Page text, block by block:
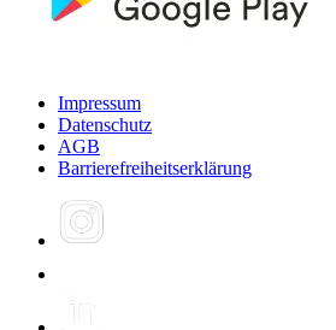
Impressum
Datenschutz
AGB
Barrierefreiheitserklärung